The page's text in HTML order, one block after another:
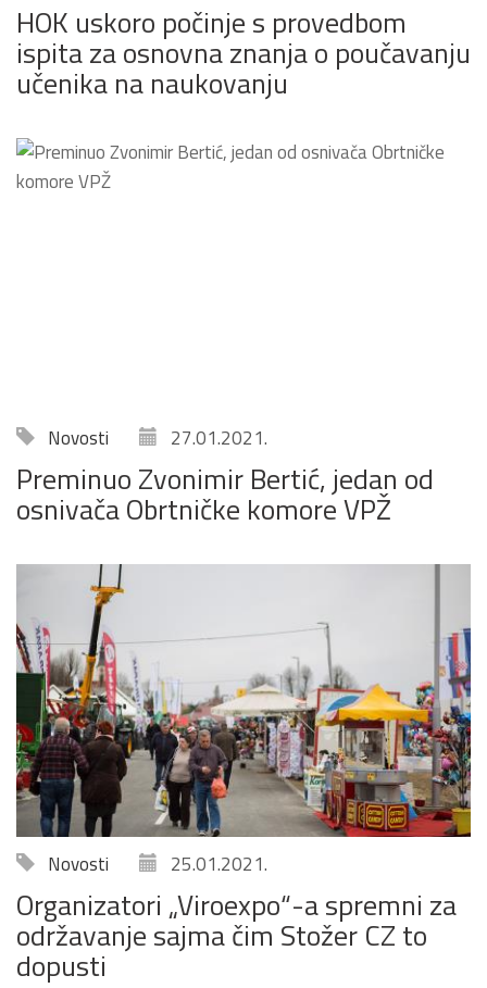
HOK uskoro počinje s provedbom
ispita za osnovna znanja o poučavanju
učenika na naukovanju
Novosti 27.01.2021.
Preminuo Zvonimir Bertić, jedan od
osnivača Obrtničke komore VPŽ
Novosti 25.01.2021.
Organizatori „Viroexpo“-a spremni za
održavanje sajma čim Stožer CZ to
dopusti